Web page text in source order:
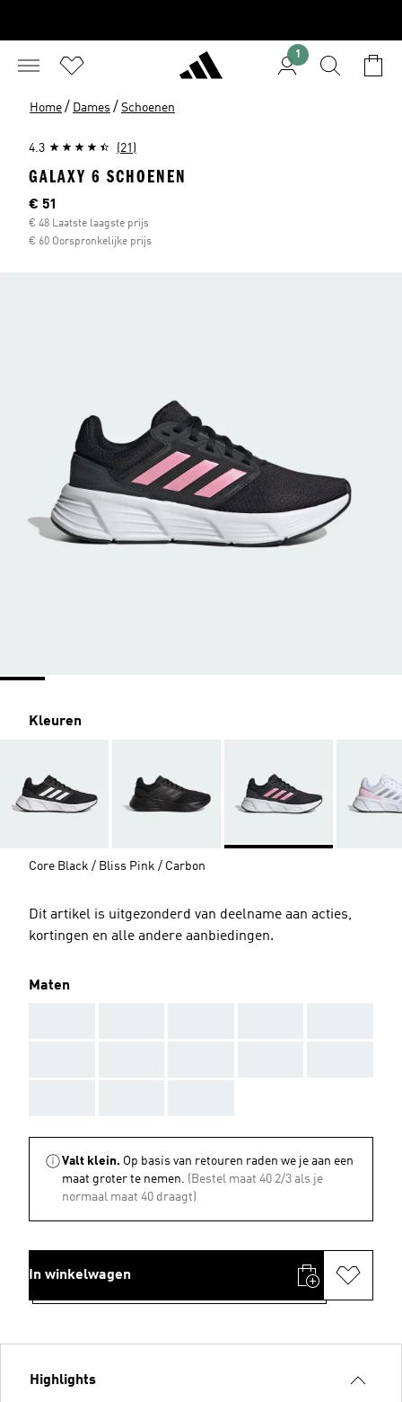
1
Home / Dames / Schoenen
4.3 (21)
GALAXY 6 SCHOENEN
Huidige prijs
€ 51
€ 48 Laatste laagste prijs
€ 60 Oorspronkelijke prijs
Kleuren
Core Black / Bliss Pink / Carbon
Dit artikel is uitgezonderd van deelname aan acties,
kortingen en alle andere aanbiedingen.
Maten
Valt klein. Op basis van retouren raden we je aan een
maat groter te nemen. (Bestel maat 40 2/3 als je
normaal maat 40 draagt)
In winkelwagen
Highlights